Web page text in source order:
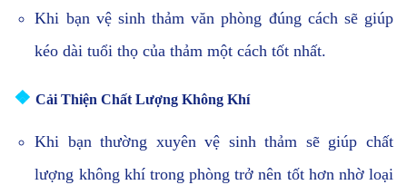
Khi bạn vệ sinh thảm văn phòng đúng cách sẽ giúp
kéo dài tuổi thọ của thảm một cách tốt nhất.
❖ Cải Thiện Chất Lượng Không Khí
Khi bạn thường xuyên vệ sinh thảm sẽ giúp chất
lượng không khí trong phòng trở nên tốt hơn nhờ loại